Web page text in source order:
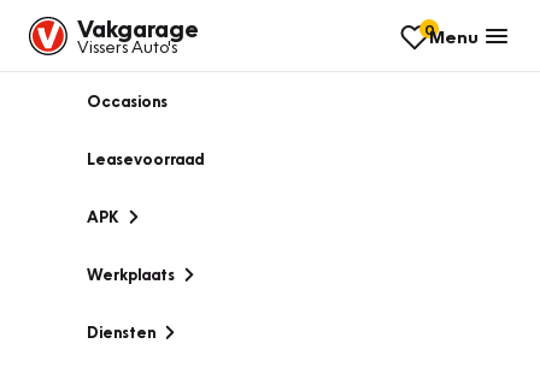
Vakgarage
Vissers Auto's
0Menu
Occasions
Leasevoorraad
APK
Werkplaats
Diensten